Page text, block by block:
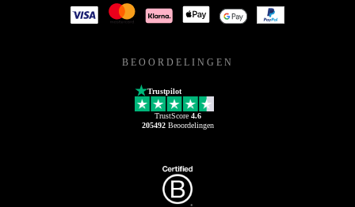
BEOORDELINGEN
Trustpilot
TrustScore 4.6
205492Beoordelingen